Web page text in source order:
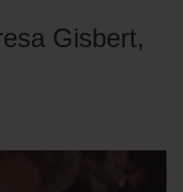
Gisbert,